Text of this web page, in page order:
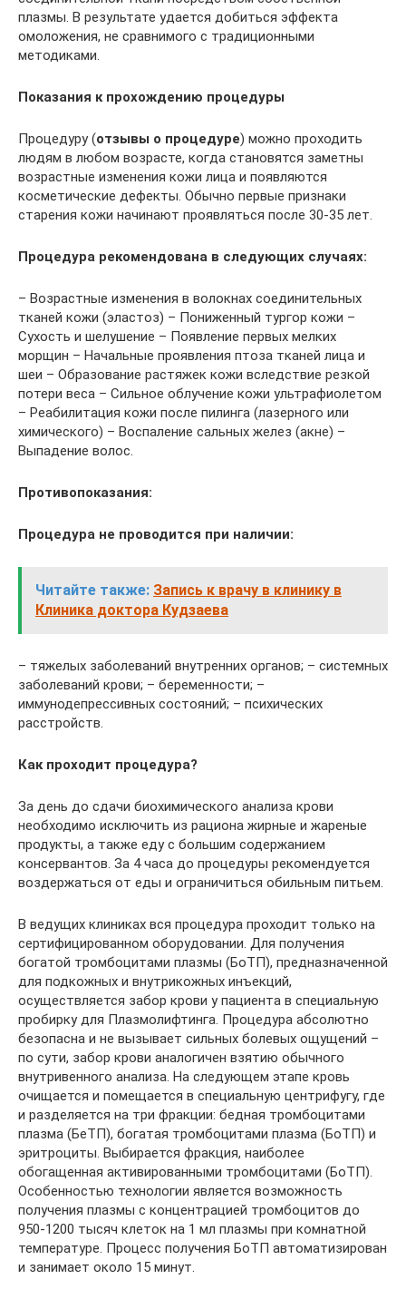
плазмы. В результате удается добиться эффекта
омоложения, не сравнимого с традиционными
методиками.
Показания к прохождению процедуры
Процедуру (отзывы о процедуре) можно проходить
людям в любом возрасте, когда становятся заметны
возрастные изменения кожи лица и появляются
косметические дефекты. Обычно первые признаки
старения кожи начинают проявляться после 30-35 лет.
Процедура рекомендована в следующих случаях:
– Возрастные изменения в волокнах соединительных
тканей кожи (эластоз) – Пониженный тургор кожи –
Сухость и шелушение – Появление первых мелких
морщин – Начальные проявления птоза тканей лица и
шеи – Образование растяжек кожи вследствие резкой
потери веса – Сильное облучение кожи ультрафиолетом
– Реабилитация кожи после пилинга (лазерного или
химического) – Воспаление сальных желез (акне) –
Выпадение волос.
Противопоказания:
Процедура не проводится при наличии:
Читайте также: Запись к врачу в клинику в
Клиника доктора Кудзаева
– тяжелых заболеваний внутренних органов; – системных
заболеваний крови; – беременности; –
иммунодепрессивных состояний; – психических
расстройств.
Как проходит процедура?
За день до сдачи биохимического анализа крови
необходимо исключить из рациона жирные и жареные
продукты, а также еду с большим содержанием
консервантов. За 4 часа до процедуры рекомендуется
воздержаться от еды и ограничиться обильным питьем.
В ведущих клиниках вся процедура проходит только на
сертифицированном оборудовании. Для получения
богатой тромбоцитами плазмы (БоТП), предназначенной
для подкожных и внутрикожных инъекций,
осуществляется забор крови у пациента в специальную
пробирку для Плазмолифтинга. Процедура абсолютно
безопасна и не вызывает сильных болевых ощущений –
по сути, забор крови аналогичен взятию обычного
внутривенного анализа. На следующем этапе кровь
очищается и помещается в специальную центрифугу, где
и разделяется на три фракции: бедная тромбоцитами
плазма (БеТП), богатая тромбоцитами плазма (БоТП) и
эритроциты. Выбирается фракция, наиболее
обогащенная активированными тромбоцитами (БоТП).
Особенностью технологии является возможность
получения плазмы с концентрацией тромбоцитов до
950-1200 тысяч клеток на 1 мл плазмы при комнатной
температуре. Процесс получения БоТП автоматизирован
и занимает около 15 минут.